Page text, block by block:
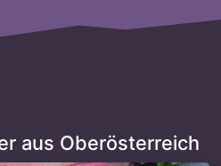
aus Oberösterreich